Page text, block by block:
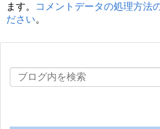
ます。
コメントデータの処理方法
ださい。